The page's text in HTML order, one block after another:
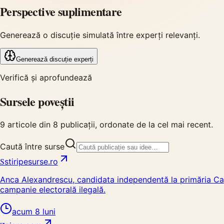
Perspective suplimentare
Generează o discuție simulată între experți relevanți.
Generează discuție experți
Verifică și aprofundează
Sursele poveștii
9 articole din 8 publicații, ordonate de la cel mai recent.
Caută între surse
Sstiripesurse.ro
Anca Alexandrescu, candidata independentă la primăria
campanie electorală ilegală.
acum 8 luni